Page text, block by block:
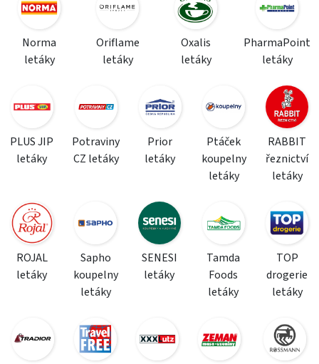
Norma
letáky
Oriflame
letáky
Oxalis
letáky
PharmaPoint
letáky
PLUS JIP
letáky
Potraviny
CZ letáky
Prior
letáky
Ptáček
koupelny
letáky
RABBIT
řeznictví
letáky
ROJAL
letáky
Sapho
koupelny
letáky
SENESI
letáky
Tamda
Foods
letáky
TOP
drogerie
letáky